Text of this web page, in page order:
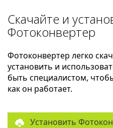
Скачайте и
Фотоконвертер
Фотоконвертер легко
установить и
быть специалистом,
как он работает.
Установить